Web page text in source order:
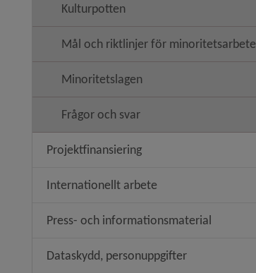
Kulturpotten
Mål och riktlinjer för minoritetsarbete
Minoritetslagen
Frågor och svar
Projektfinansiering
Internationellt arbete
Press- och informationsmaterial
Dataskydd, personuppgifter